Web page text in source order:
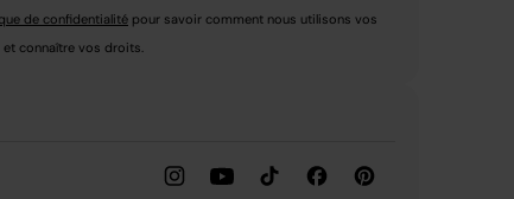
de confidentialité pour savoir comment nous utilisons vos
et connaître vos droits.